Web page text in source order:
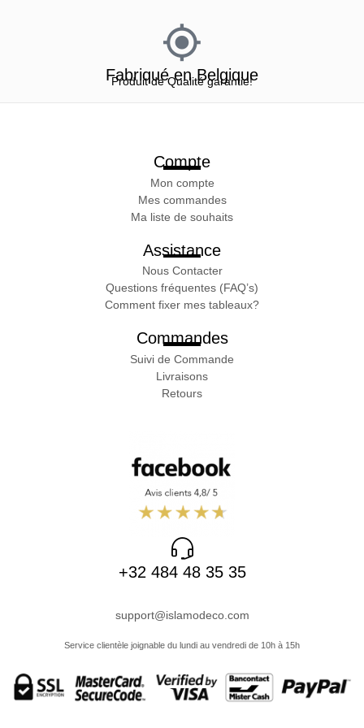
Fabriqué en Belgique
Produit de Qualité garantie!
Compte
Mon compte
Mes commandes
Ma liste de souhaits
Assistance
Nous Contacter
Questions fréquentes (FAQ’s)
Comment fixer mes tableaux?
Commandes
Suivi de Commande
Livraisons
Retours
+32 484 48 35 35
support@islamodeco.com
Service clientèle joignable du lundi au vendredi de 10h à 15h